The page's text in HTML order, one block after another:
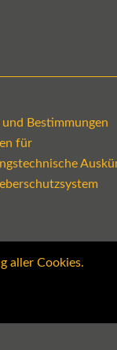
und Bestimmungen
für
aller Cookies.